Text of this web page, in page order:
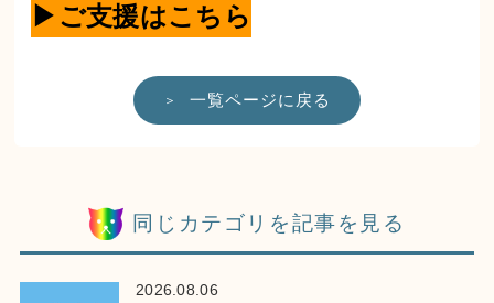
▶ご支援はこちら
一覧ページに戻る
同じカテゴリを記事を見る
2026.08.06